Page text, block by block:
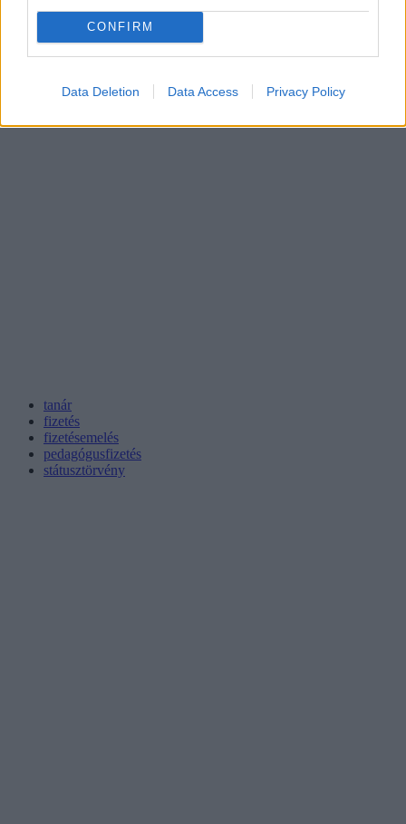
CONFIRM
Data Deletion Data Access Privacy Policy
tanár
fizetés
fizetésemelés
pedagógusfizetés
státusztörvény